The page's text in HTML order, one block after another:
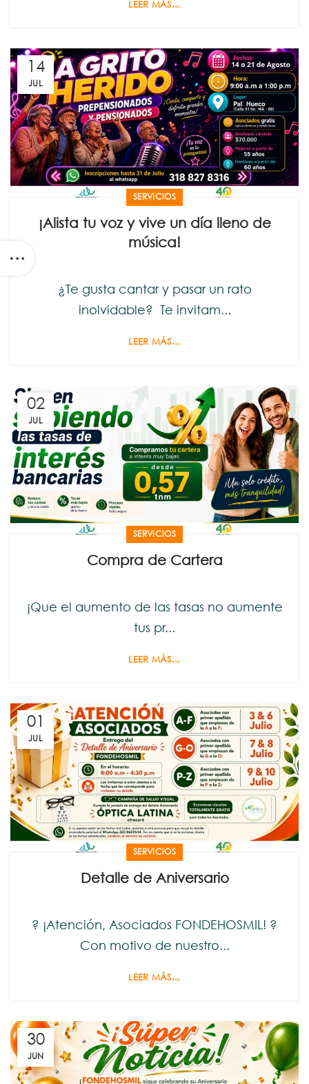
LEER MÁS...
14
JUL
SERVICIOS
¡Alista tu voz y vive un día lleno de
música!
¿Te gusta cantar y pasar un rato
inolvidable? Te invitam...
LEER MÁS...
02
JUL
SERVICIOS
Compra de Cartera
¡Que el aumento de las tasas no aumente
tus pr...
LEER MÁS...
01
JUL
SERVICIOS
Detalle de Aniversario
? ¡Atención, Asociados FONDEHOSMIL! ?
Con motivo de nuestro...
LEER MÁS...
30
JUN